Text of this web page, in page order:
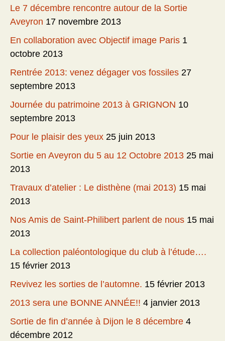
Le 7 décembre rencontre autour de la Sortie
Aveyron 17 novembre 2013
En collaboration avec Objectif image Paris 1
octobre 2013
Rentrée 2013: venez dégager vos fossiles 27
septembre 2013
Journée du patrimoine 2013 à GRIGNON 10
septembre 2013
Pour le plaisir des yeux 25 juin 2013
Sortie en Aveyron du 5 au 12 Octobre 2013 25 mai
2013
Travaux d’atelier : Le disthène (mai 2013) 15 mai
2013
Nos Amis de Saint-Philibert parlent de nous 15 mai
2013
La collection paléontologique du club à l’étude….
15 février 2013
Revivez les sorties de l’automne. 15 février 2013
2013 sera une BONNE ANNÉE!! 4 janvier 2013
Sortie de fin d’année à Dijon le 8 décembre 4
décembre 2012